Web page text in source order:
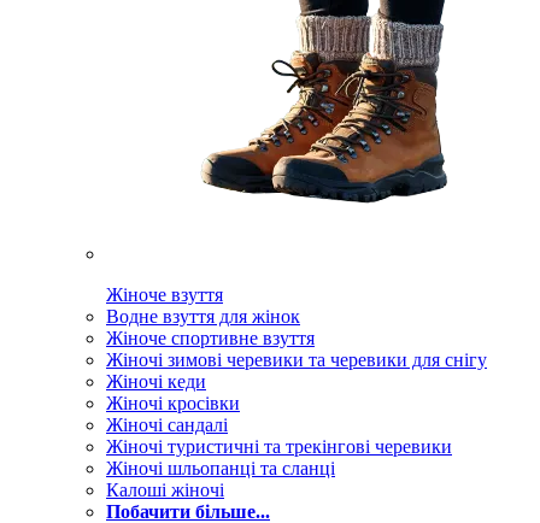
Жіноче взуття
Водне взуття для жінок
Жіноче спортивне взуття
Жіночі зимові черевики та черевики для снігу
Жіночі кеди
Жіночі кросівки
Жіночі сандалі
Жіночі туристичні та трекінгові черевики
Жіночі шльопанці та сланці
Калоші жіночі
Побачити більше...